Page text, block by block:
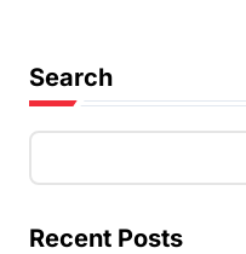
Search
Recent Posts